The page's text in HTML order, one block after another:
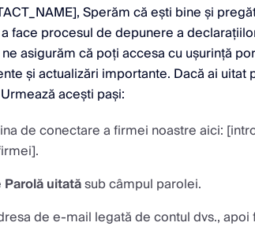
Sperăm că ești bine și
face procesul de depunere a
asigurăm că poți accesa cu ușurință
și actualizări importante. Dacă ai uitat
acești pași:
de conectare a firmei noastre aici:
Parolă uitatăsub câmpul parolei.
de e-mail legată de contul dvs.,